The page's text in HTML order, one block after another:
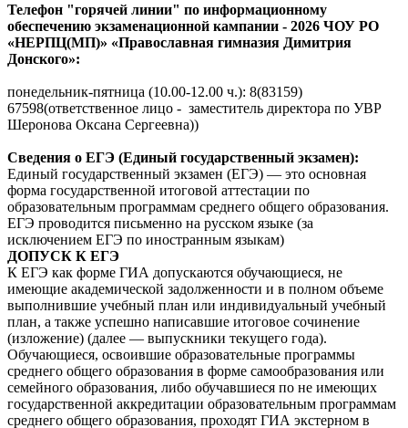
Телефон "горячей линии" по информационному
обеспечению экзаменационной кампании - 2026 ЧОУ РО
«НЕРПЦ(МП)» «Православная гимназия Димитрия
Донского»:
понедельник-пятница (10.00-12.00 ч.): 8(83159)
67598(ответственное лицо - заместитель директора по УВР
Шеронова Оксана Сергеевна))
Сведения о ЕГЭ (Единый государственный экзамен):
Единый государственный экзамен (ЕГЭ) — это основная
форма государственной итоговой аттестации по
образовательным программам среднего общего образования.
ЕГЭ проводится письменно на русском языке (за
исключением ЕГЭ по иностранным языкам)
ДОПУСК К ЕГЭ
К ЕГЭ как форме ГИА допускаются обучающиеся, не
имеющие академической задолженности и в полном объеме
выполнившие учебный план или индивидуальный учебный
план, а также успешно написавшие итоговое сочинение
(изложение) (далее — выпускники текущего года).
Обучающиеся, освоившие образовательные программы
среднего общего образования в форме самообразования или
семейного образования, либо обучавшиеся по не имеющих
государственной аккредитации образовательным программам
среднего общего образования, проходят ГИА экстерном в